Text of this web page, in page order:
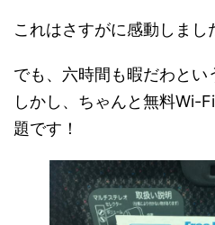
これはさすがに感動しまし
でも、六時間も暇だわとい
しかし、ちゃんと無料Wi-
題です！